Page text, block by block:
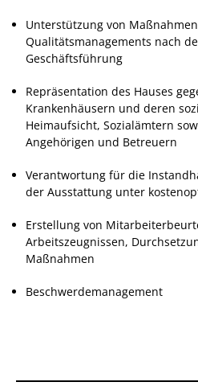
Unterstützung von
Qualitätsmanagements nach
Geschäftsführung
Repräsentation des Hauses
Krankenhäusern und deren
Heimaufsicht, Sozialämtern
Angehörigen und Betreuern
Verantwortung für die
der Ausstattung unter
Erstellung von
Arbeitszeugnissen,
Maßnahmen
Beschwerdemanagement